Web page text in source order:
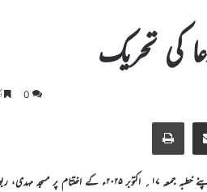
کی تحریک
0
Share via Email
Print
امیرالمومنین حضرت مرزا مسرور احمد خلیفۃ المسیح الخامس ایّدہ اللہ تعالیٰ بنصرہ العزیز نے اپنے خطبہ